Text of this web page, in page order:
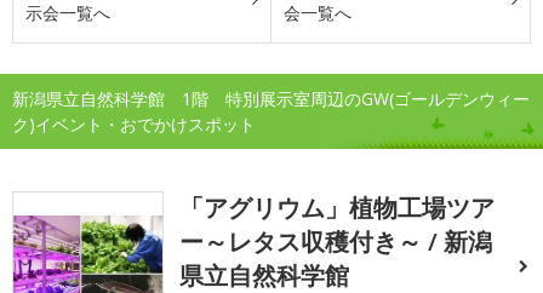
示会一覧へ
会一覧へ
新潟県立自然科学館 1階 特別展示室周辺のGW(ゴールデンウィー
ク)イベント・おでかけスポット
「アグリウム」植物工場ツア
ー～レタス収穫付き～ / 新潟
県立自然科学館